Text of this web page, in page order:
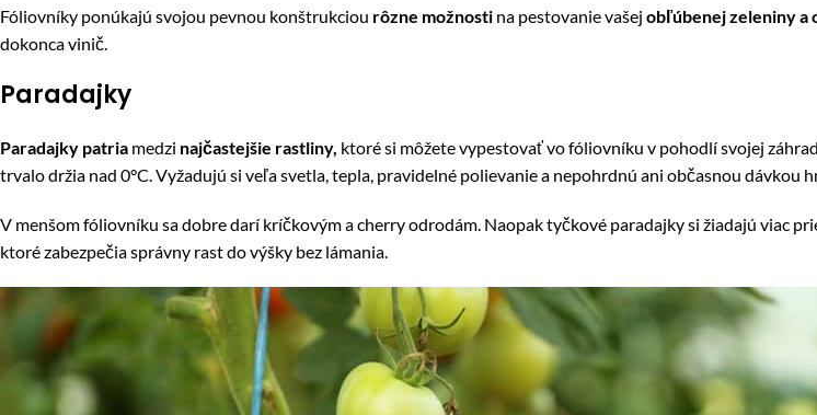
Fóliovníky ponúkajú svojou pevnou konštrukciou rôzne možnosti na pestovanie vašej obľúbenej zeleniny a
dokonca vinič.
Paradajky
Paradajky patria medzi najčastejšie rastliny, ktoré si môžete vypestovať vo fóliovníku v pohodlí svojej
trvalo držia nad 0°C. Vyžadujú si veľa svetla, tepla, pravidelné polievanie a nepohrdnú ani občasnou dávkou
V menšom fóliovníku sa dobre darí kríčkovým a cherry odrodám. Naopak tyčkové paradajky si žiadajú viac
ktoré zabezpečia správny rast do výšky bez lámania.